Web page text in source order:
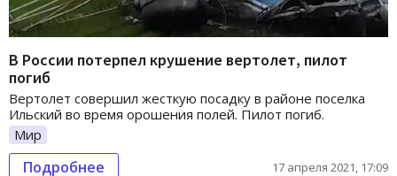
В России потерпел крушение вертолет, пилот
погиб
Вертолет совершил жесткую посадку в районе поселка
Ильский во время орошения полей. Пилот погиб.
Мир
Подробнее 17 апреля 2021, 17:09